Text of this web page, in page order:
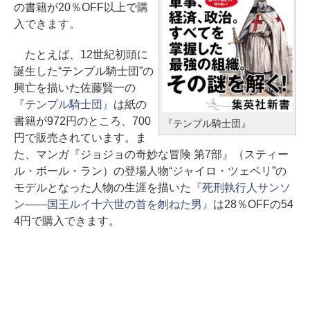
『テンプル騎士団』
の書籍が20％OFF以上で購
入できます。
たとえば、12世紀初頭に
誕生した“テンプル騎士団”の
興亡を描いた佐藤賢一の
『テンプル騎士団』 は紙の
書籍が972円のところ、700
円で販売されています。ま
た、マンガ『ジョジョの奇妙な冒険 第7部』（スティー
ル・ボール・ラン）の登場人物“ジャイロ・ツェペリ”の
モデルとなった人物の生涯を描いた
『死刑執行人サンソ
ン――国王ルイ十六世の首を刎ねた男』 は28％OFFの54
4円で購入できます。